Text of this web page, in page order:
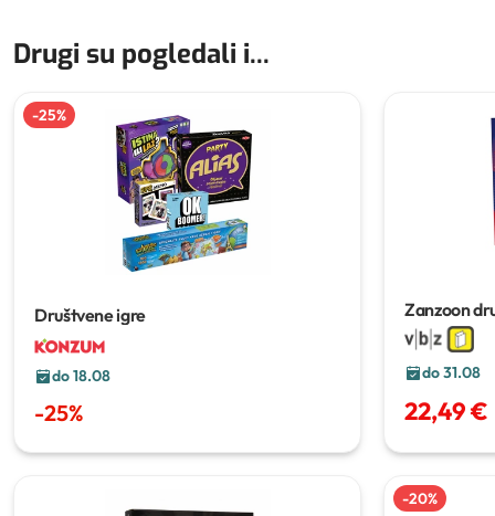
Drugi su pogledali i...
-25%
Društvene igre
do 18.08
-25%
Zanzoon
do 31.08
22,49 €
-20%